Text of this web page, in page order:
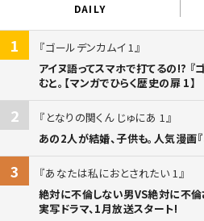
DAILY
1
ゴールデンカムイ 1
アイヌ語ってスマホで打てるの!?
むと。【マンガでひらく歴史の扉 1】
2
となりの関くん じゅにあ 1
あの2人が結婚、子供も。人気漫画
3
あなたは私におとされたい 1
絶対に不倫しない男VS絶対に不倫
実写ドラマ、1月放送スタート!